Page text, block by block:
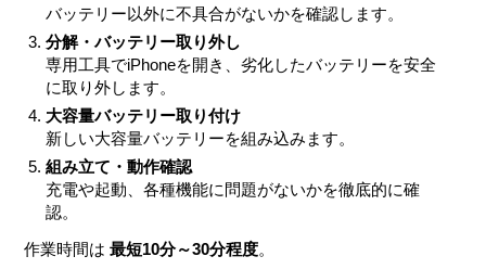
バッテリー以外に不具合がないかを確認します。
分解・バッテリー取り外し
専用工具でiPhoneを開き、劣化したバッテリーを安全
に取り外します。
大容量バッテリー取り付け
新しい大容量バッテリーを組み込みます。
組み立て・動作確認
充電や起動、各種機能に問題がないかを徹底的に確
認。
作業時間は最短10分～30分程度。